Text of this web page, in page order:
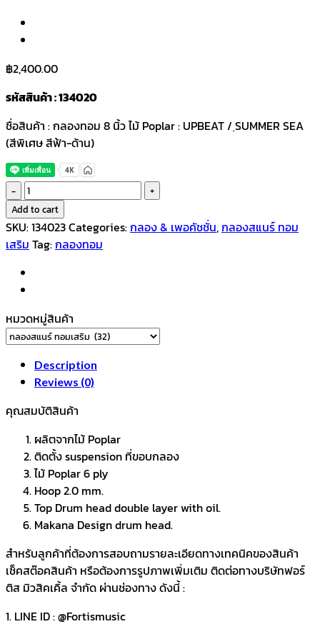
฿2,400.00
รหัสสินค้า : 134020
ชื่อสินค้า : กลองทอม 8 นิ้ว ไม้ Poplar : UPBEAT / ฺSUMMER SEA
(สีพิเศษ สีฟ้า-ด้าน)
กลอง
ทอม
8
นิ้ว
Poplar
:
UPBEAT
/
ฺSUMMER
SEA
(สี
สี
ด้าน)
quantity
Add to cart
SKU:134023Categories:กลอง & เพอคัชชั่น,กลองสแนร์ ทอม
เสริม Tag:กลองทอม
หมวดหมู่สินค้า
Description
Reviews (0)
คุณสมบัติสินค้า
ผลิตจากไม้ Poplar
ติดตั้ง suspension ที่ขอบกลอง
ไม้ Poplar 6 ply
Hoop 2.0 mm.
Top Drum head double layer with oil.
Makana Design drum head.
สำหรับลูกค้าที่ต้องการสอบถามรายละเอียดทางเทคนิคของสินค้า
เช็คสต๊อคสินค้า หรือต้องการรูปภาพเพิ่มเติม ติดต่อทางบริษัทฟอร์
ติส มิวสิคเคิ้ล จำกัด ผ่านช่องทาง ดังนี้ :
1. LINE ID : @Fortismusic